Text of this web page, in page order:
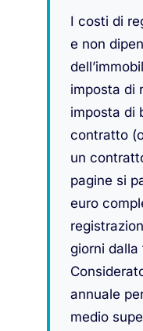
I costi di
e non
imposta di
imposta di
contratto
un
pagine si
euro
giorni
annuale
medio